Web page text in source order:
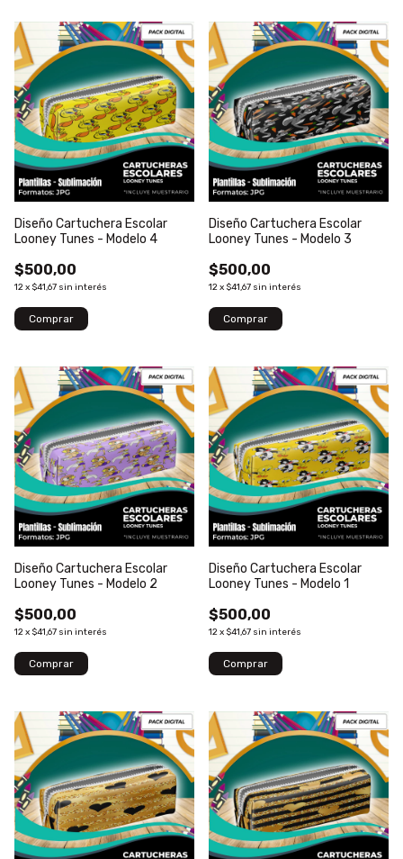
Diseño Cartuchera Escolar
Looney Tunes - Modelo 4
$500,00
12x $41,67 sin interés
Diseño Cartuchera Escolar
Looney Tunes - Modelo 3
$500,00
12x $41,67 sin interés
Diseño Cartuchera Escolar
Looney Tunes - Modelo 2
$500,00
12x $41,67 sin interés
Diseño Cartuchera Escolar
Looney Tunes - Modelo 1
$500,00
12x $41,67 sin interés